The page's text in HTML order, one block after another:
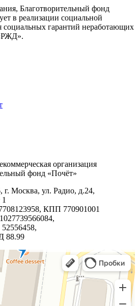
Благотворительный фонд
в реализации социальной
социальных гарантий неработающих
организация
фонд «Почёт»
г. Москва, ул. Радио, д.24,
КПП 770901001
88.99